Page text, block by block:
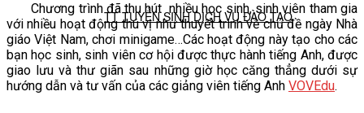
TT TUYỂN SINH DỊCH VỤ ĐÀO TẠO
NGHIÊN CỨU KHOA HỌC
Chương trình đã thu hút nhiều học sinh, sinh viên tham gia
với nhiều hoạt động thú vị như thuyết trình về chủ đề ngày Nhà
giáo Việt Nam, chơi minigame…Các hoạt động này tạo cho các
bạn học sinh, sinh viên cơ hội được thực hành tiếng Anh, được
giao lưu và thư giãn sau những giờ học căng thẳng dưới sự
hướng dẫn và tư vấn của các giảng viên tiếng Anh VOVEdu.